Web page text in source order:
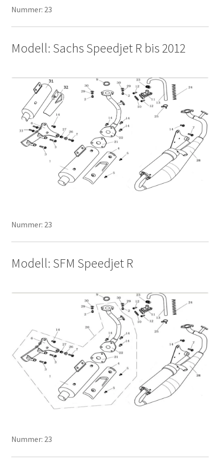
Nummer: 23
Modell: Sachs Speedjet R bis 2012
Nummer: 23
Modell: SFM Speedjet R
Nummer: 23